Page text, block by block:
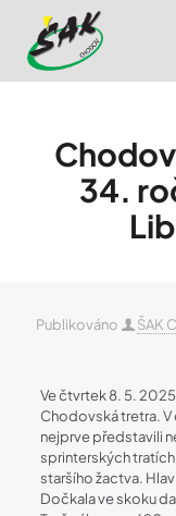
34.
Publikováno ŠAK
Ve čtvrtek 8. 5.
Chodovská tretra.
nejprve představili
sprinterských
staršího žactva.
Dočkala ve skoku